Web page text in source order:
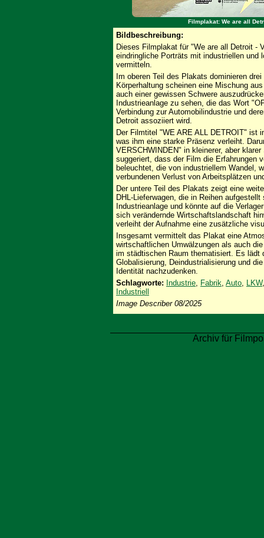
Filmplakat: We are all
Bildbeschreibung:
Dieses Filmplakat für "We are all Detroit -
eindringliche Porträts mit industriellen
vermitteln.
Im oberen Teil des Plakats dominieren
Körperhaltung scheinen eine Mischung
auch einer gewissen Schwere
Industrieanlage zu sehen, die das Wort
Verbindung zur Automobilindustrie und
Detroit assoziiert wird.
Der Filmtitel "WE ARE ALL DETROIT" ist
was ihm eine starke Präsenz verleiht.
VERSCHWINDEN" in kleinerer, aber
suggeriert, dass der Film die Erfahrungen
beleuchtet, die von industriellem Wandel,
verbundenen Verlust von Arbeitsplätzen
Der untere Teil des Plakats zeigt eine
DHL-Lieferwagen, die in Reihen
Industrieanlage und könnte auf die
sich verändernde Wirtschaftslandschaft
verleiht der Aufnahme eine zusätzliche
Insgesamt vermittelt das Plakat eine
wirtschaftlichen Umwälzungen als auch
im städtischen Raum thematisiert. Es lädt
Globalisierung, Deindustrialisierung und
Identität nachzudenken.
Schlagworte: Industrie, Fabrik, Auto, LKW
Industriell
Image Describer 08/2025
Archiv für